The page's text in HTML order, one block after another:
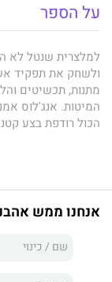
על הספר
למלצרית שנטל לא
ולשחק את תפקיד
מתנות, תכשיטים
המיטות. אנג'לוס
הכול רודפת בצע
אנג'לוס שילם
אנחנו ממש